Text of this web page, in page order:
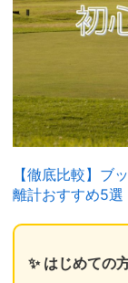
【徹底比較】ブ
離計おすすめ5
✨ はじめての